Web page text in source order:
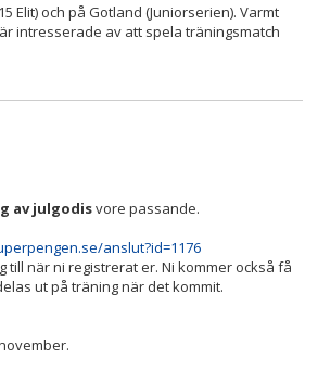
Elit) och på Gotland (Juniorserien). Varmt
intresserade av att spela träningsmatch
av julgodisvore passande.
anslut?id=1176
när ni registrerat er. Ni kommer också få
ut på träning när det kommit.